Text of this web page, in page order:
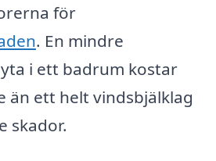
för
. En mindre
i ett badrum kostar
än ett helt vindsbjälklag
skador.